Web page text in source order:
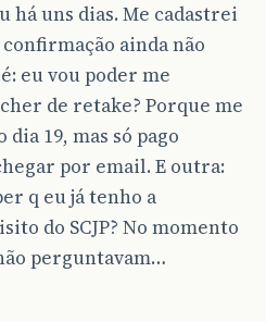
uns dias. Me cadastrei
confirmação ainda não
eu vou poder me
de retake? Porque me
19, mas só pago
por email. E outra:
q eu já tenho a
do SCJP? No momento
perguntavam…